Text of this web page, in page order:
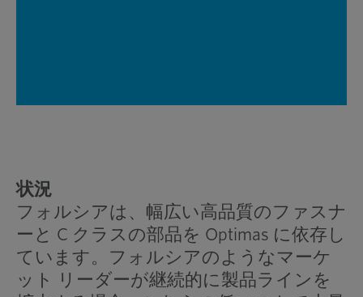
状況
フォルシアは、幅広い高品質のファスナ
ーと C クラスの部品を Optimas に依存し
ています。フォルシアのようなマーケ
ット リーダーが継続的に製品ラインを